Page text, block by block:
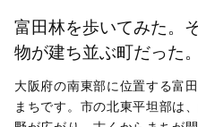
富田林を歩いてみた。
物が建ち並ぶ町だった。
大阪府の南東部に位置する富
まちです。市の北東平坦部は